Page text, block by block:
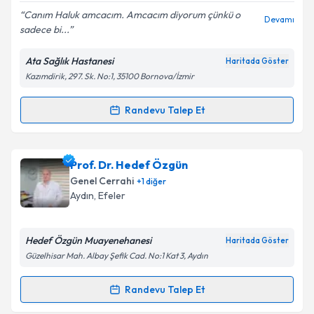
Kişisel verilerimin işlenmesine ilişkinAydınlatma
Metni
Canım Haluk amcacım. Amcacım diyorum çünkü o
sadece bi...
Devamı
Ata Sağlık Hastanesi Haritada Göster
Kazımdirik, 297. Sk. No:1, 35100 Bornova/İzmir
Randevu Talep Et
Randevu Takvimi Talebi
Prof. Dr. Haluk Recai Ünalpiçin randevu takvimi
talebi oluşturun. Size bu uzmandan randevu almanız
için bir takvim hazırlandığında e-posta ile
bilgilendireceğiz.
E-posta Adresiniz
Kişisel verilerimin işlenmesine ilişkinAydınlatma
Prof. Dr. Hedef Özgün
Genel Cerrahi +1diğer
Aydın, Efeler
Hedef Özgün Muayenehanesi Haritada Göster
Güzelhisar Mah. Albay Şefik Cad. No:1 Kat 3, Aydın
Randevu Talep Et
Randevu Takvimi Talebi